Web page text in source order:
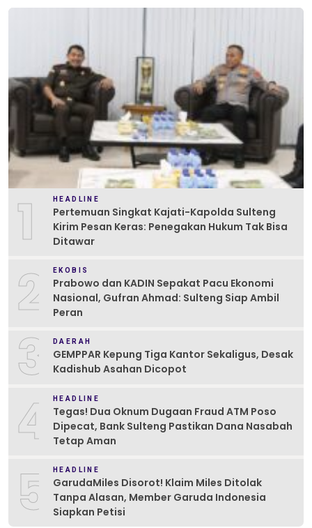
1 HEADLINE
Pertemuan Singkat Kajati-Kapolda Sulteng
Kirim Pesan Keras: Penegakan Hukum Tak Bisa
Ditawar
2 EKOBIS
Prabowo dan KADIN Sepakat Pacu Ekonomi
Nasional, Gufran Ahmad: Sulteng Siap Ambil
Peran
3 DAERAH
GEMPPAR Kepung Tiga Kantor Sekaligus, Desak
Kadishub Asahan Dicopot
4 HEADLINE
Tegas! Dua Oknum Dugaan Fraud ATM Poso
Dipecat, Bank Sulteng Pastikan Dana Nasabah
Tetap Aman
5 HEADLINE
GarudaMiles Disorot! Klaim Miles Ditolak
Tanpa Alasan, Member Garuda Indonesia
Siapkan Petisi